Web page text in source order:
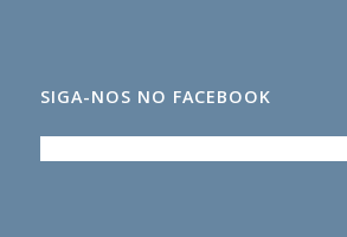
SIGA-NOS NO FACEBOOK